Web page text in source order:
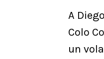
A
Colo
un